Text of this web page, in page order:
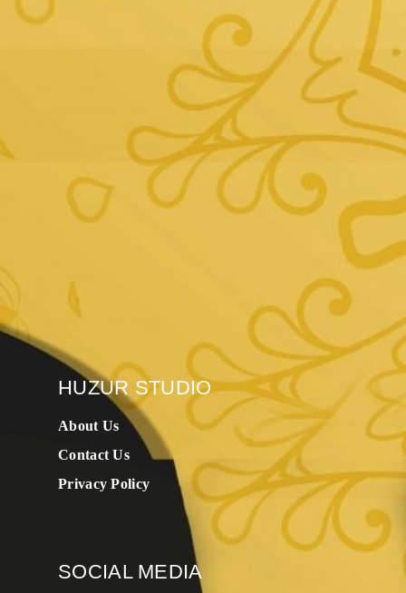
HUZUR STUDIO
About Us
Contact Us
Privacy Policy
SOCIAL MEDIA